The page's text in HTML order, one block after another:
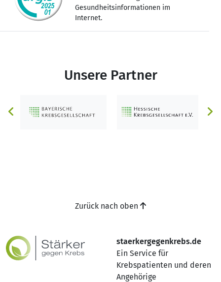
Gesundheitsinformationen im
Internet.
Unsere Partner
staerkergegenkrebs.de
Ein Service für
Krebspatienten und deren
Angehörige
Zurück nach oben